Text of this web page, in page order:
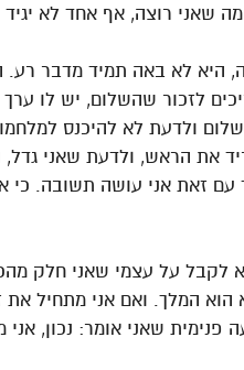
מה שאני רוצה, אף אחד לא
היא לא באה תמיד מדבר רע.
לזכור שהשלום, יש לו ערך
ולדעת לא להיכנס
את הראש, ולדעת שאני גדל,
עם זאת אני עושה תשובה.
לקבל על עצמי שאני חלק
הוא המלך. ואם אני מתחיל
פנימית שאני אומר: נכון,